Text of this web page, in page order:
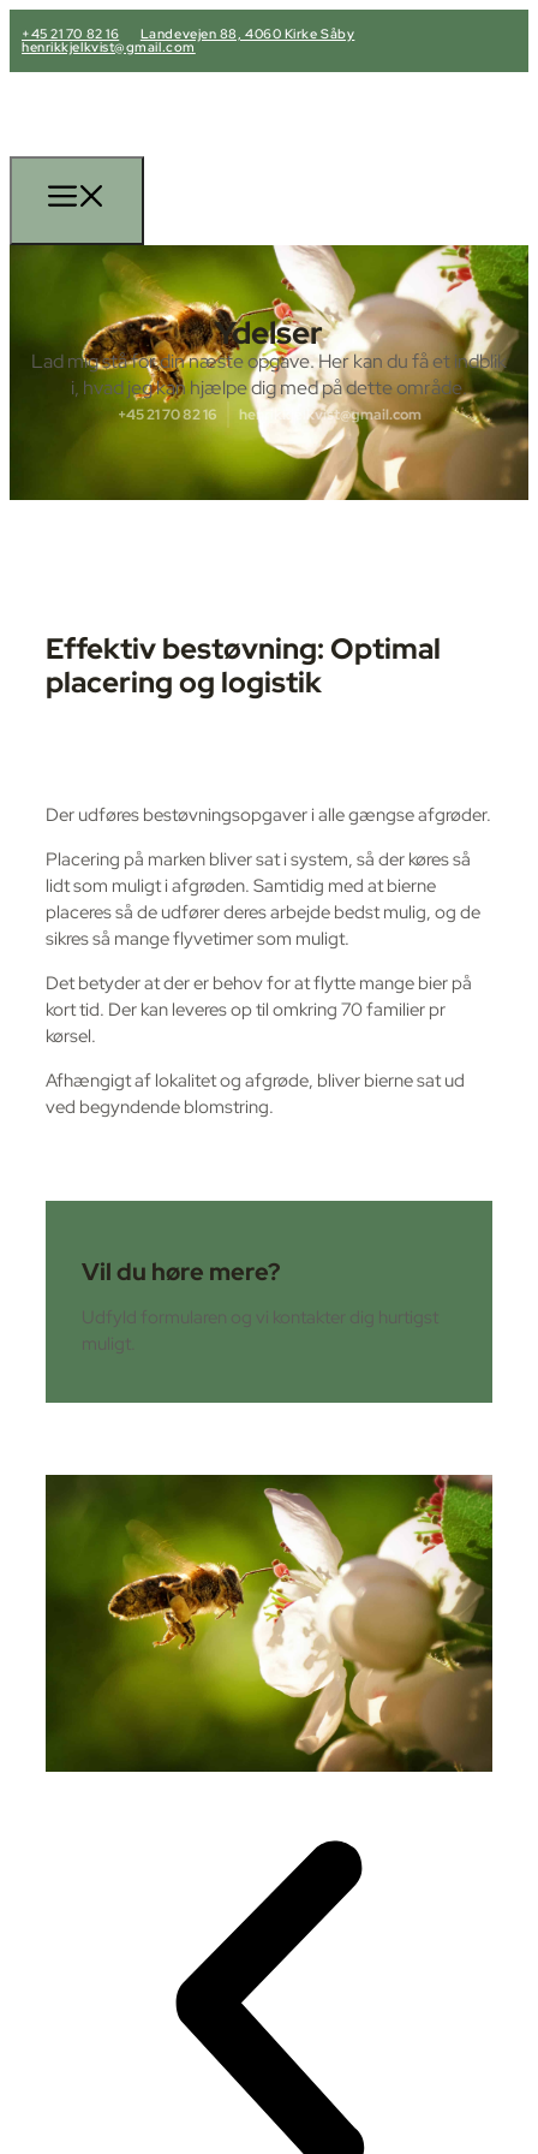
+45 21 70 82 16 Landevejen 88, 4060 Kirke Såby
henrikkjelkvist@gmail.com
Ydelser
Lad mig stå for din næste opgave. Her kan du få et indblik
i, hvad jeg kan hjælpe dig med på dette område.
+45 21 70 82 16 henrikkjelkvist@gmail.com
Effektiv bestøvning: Optimal
placering og logistik
Der udføres bestøvningsopgaver i alle gængse afgrøder.
Placering på marken bliver sat i system, så der køres så
lidt som muligt i afgrøden. Samtidig med at bierne
placeres så de udfører deres arbejde bedst mulig, og de
sikres så mange flyvetimer som muligt.
Det betyder at der er behov for at flytte mange bier på
kort tid. Der kan leveres op til omkring 70 familier pr
kørsel.
Afhængigt af lokalitet og afgrøde, bliver bierne sat ud
ved begyndende blomstring.
Vil du høre mere?
Udfyld formularen og vi kontakter dig hurtigst
muligt.